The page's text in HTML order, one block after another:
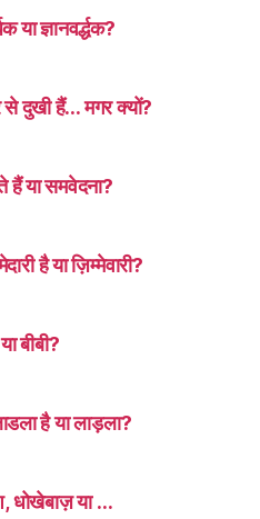
या ज्ञानवर्द्धक?
से दुखी हैं… मगर क्यों?
हैं या समवेदना?
है या ज़िम्मेवारी?
बीबी?
है या लाड़ला?
धोखेबाज़ या …